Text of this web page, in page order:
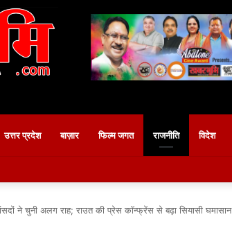
उत्तर प्रदेश बाज़ार फिल्म जगत राजनीति विदेश
ने चुनी अलग राह; राउत की प्रेस कॉन्फ्रेंस से बढ़ा सियासी घमासान